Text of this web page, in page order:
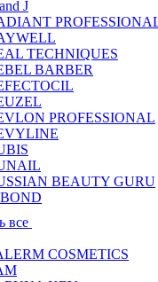
J
TECHNIQUES
BARBER
PROFESSIONAL
BEAUTY GURU
все
COSMETICS